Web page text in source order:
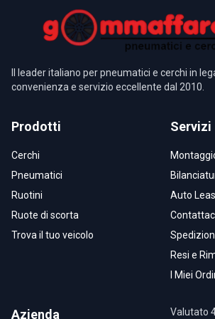
Il leader italiano per pneumatici e cerchi in
convenienza e servizio eccellente dal 2010.
Prodotti
Cerchi
Pneumatici
Ruotini
Ruote di scorta
Trova il tuo veicolo
Servizi
Auto
Resi e
I Miei
Azienda Valutato